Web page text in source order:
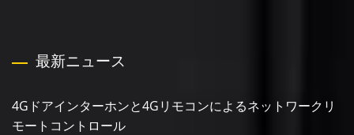
最新ニュース
4Gドアインターホンと4Gリモコンによるネットワークリ
モートコントロール